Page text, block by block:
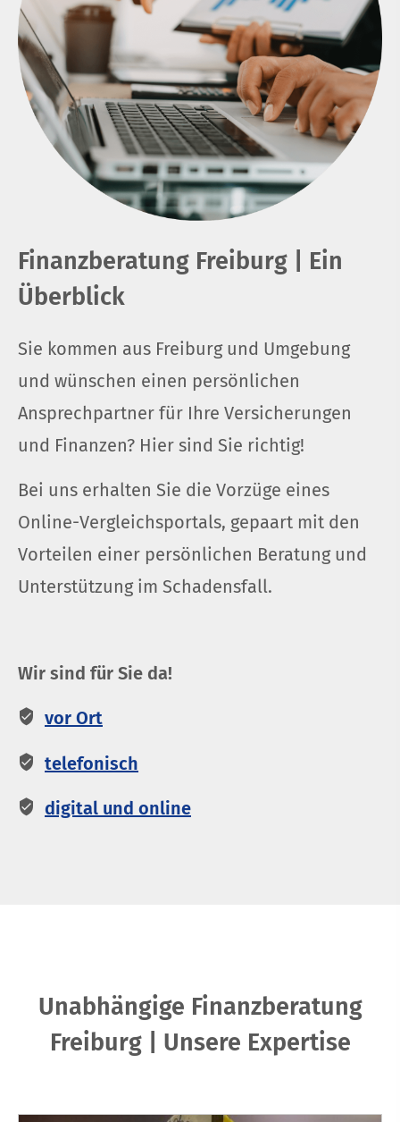
Finanzberatung Freiburg | Ein
Überblick
Sie kommen aus Freiburg und Umgebung
und wün­schen einen persönlichen
Ansprechpartner für Ihre Versicherungen
und Finanzen? Hier sind Sie richtig!
Bei uns erhalten Sie die Vorzüge eines
Online-Vergleichsportals, gepaart mit den
Vorteilen einer persönlichen Beratung und
Unterstützung im Schadensfall.
Wir sind für Sie da!
vor Ort
telefonisch
digital und online
Unabhängige Finanzberatung
Freiburg | Unsere Expertise